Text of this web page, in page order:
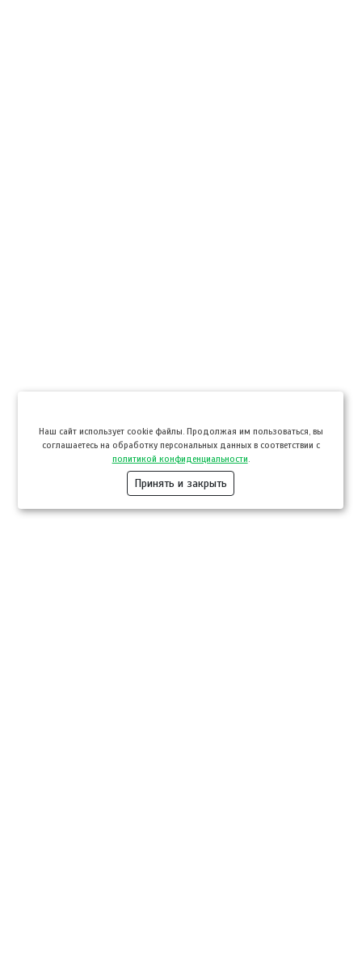
Hаш сайт использует cookie файлы. Продолжая им пользоваться, вы
соглашаетесь на обработку персональных данных в соответствии с
политикой конфиденциальности
Принять и закрыть